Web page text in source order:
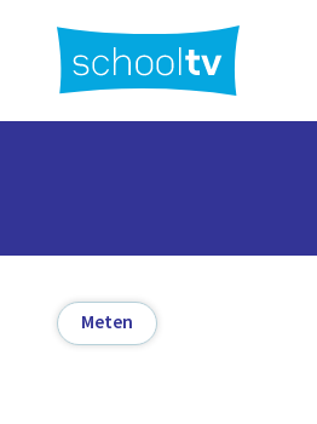
hoofdinhoud
Meten